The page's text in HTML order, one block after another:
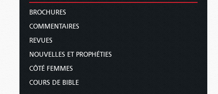
BROCHURES
COMMENTAIRES
REVUES
NOUVELLES ET PROPHÉTIES
CÔTÉ FEMMES
COURS DE BIBLE